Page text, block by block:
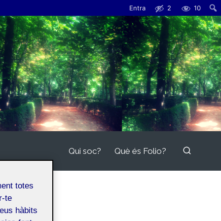
Entra 2 10
Qui soc? Què és Folio?
totes
te
hàbits